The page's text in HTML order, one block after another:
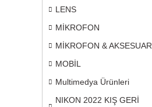
LENS
MİKROFON
MİKROFON & AKSESUAR
MOBİL
Multimedya Ürünleri
NIKON 2022 KIŞ GERİ